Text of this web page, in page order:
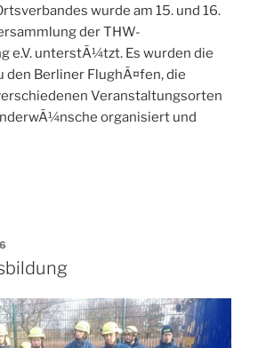
wurde am 15. und 16.
der THW-
e.V. unterstÃ¼tzt. Es wurden die
den Berliner FlughÃ¤fen, die
Veranstaltungsorten
organisiert und